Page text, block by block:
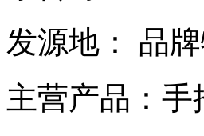
发源地：
品牌
主营产品： 手